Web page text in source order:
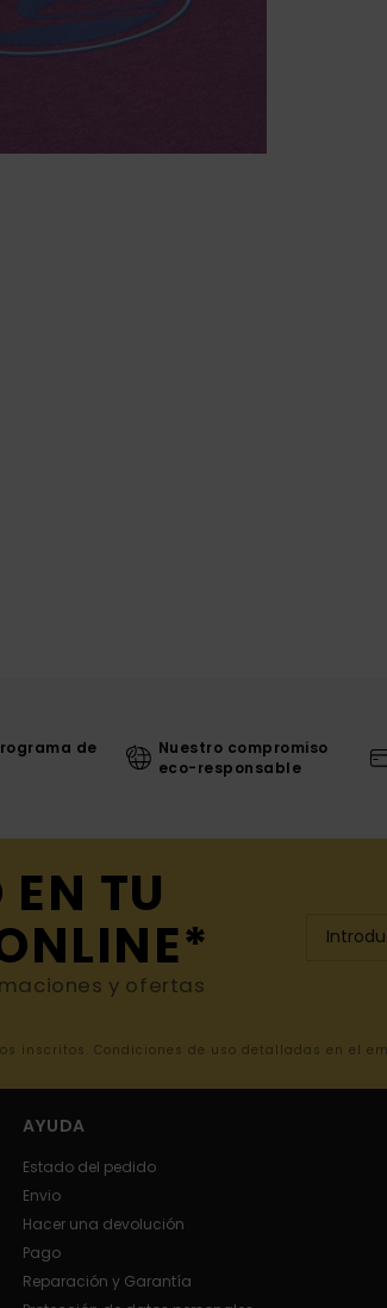
de
Nuestro compromiso
eco-responsable
TU
y ofertas
inscritos. Condiciones de uso detalladas en el
AYUDA
Estado del pedido
Envio
Hacer una devolución
Pago
Reparación y Garantía